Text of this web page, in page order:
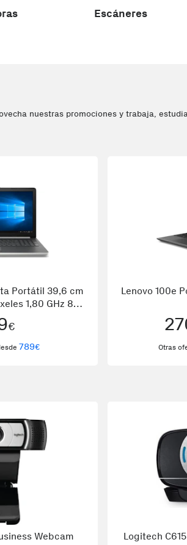
Escáneres
nuestras promociones y trabaja,
Portátil 39,6 cm
1,80 GHz 8ª
Intel®
8550U
€
789€
Lenovo 100e
Otras
Webcam
Logitech